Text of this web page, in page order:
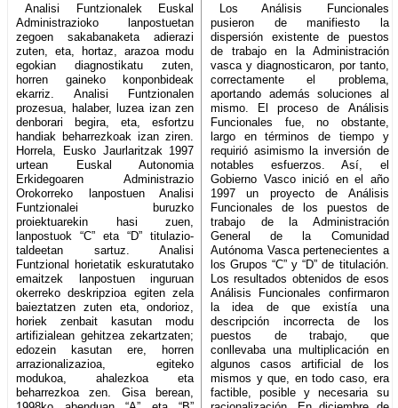
Analisi Funtzionalek Euskal
Administrazioko lanpostuetan
zegoen sakabanaketa adierazi
zuten, eta, hortaz, arazoa modu
egokian diagnostikatu zuten,
horren gaineko konponbideak
ekarriz. Analisi Funtzionalen
prozesua, halaber, luzea izan zen
denborari begira, eta, esfortzu
handiak beharrezkoak izan ziren.
Horrela, Eusko Jaurlaritzak 1997
urtean Euskal Autonomia
Erkidegoaren Administrazio
Orokorreko lanpostuen Analisi
Funtzionalei buruzko
proiektuarekin hasi zuen,
lanpostuok “C” eta “D” titulazio-
taldeetan sartuz. Analisi
Funtzional horietatik eskuratutako
emaitzek lanpostuen inguruan
okerreko deskripzioa egiten zela
baieztatzen zuten eta, ondorioz,
horiek zenbait kasutan modu
artifizialean gehitzea zekartzaten;
edozein kasutan ere, horren
arrazionalizazioa, egiteko
modukoa, ahalezkoa eta
beharrezkoa zen. Gisa berean,
Los Análisis Funcionales
pusieron de manifiesto la
dispersión existente de puestos
de trabajo en la Administración
vasca y diagnosticaron, por tanto,
correctamente el problema,
aportando además soluciones al
mismo. El proceso de Análisis
Funcionales fue, no obstante,
largo en términos de tiempo y
requirió asimismo la inversión de
notables esfuerzos. Así, el
Gobierno Vasco inició en el año
1997 un proyecto de Análisis
Funcionales de los puestos de
trabajo de la Administración
General de la Comunidad
Autónoma Vasca pertenecientes a
los Grupos “C” y “D” de titulación.
Los resultados obtenidos de esos
Análisis Funcionales confirmaron
la idea de que existía una
descripción incorrecta de los
puestos de trabajo, que
conllevaba una multiplicación en
algunos casos artificial de los
mismos y que, en todo caso, era
factible, posible y necesaria su